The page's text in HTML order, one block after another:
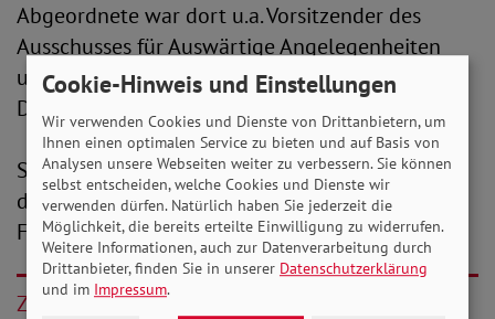
Abgeordnete war dort u.a. Vorsitzender des
Ausschusses für Auswärtige Angelegenheiten
und ist Vizepräsident der Christlich
Demokratischen Internationale.
SoVD.TV sehen Sie über denYoutube-Kanalbzw.
die Homepage des SoVD oder im
Fernsehprogramm von Alex Berlin.
Zurück
Cookie-Hinweis und Einstellungen
Wir verwenden Cookies und Dienste von Drittanbietern, um
Ihnen einen optimalen Service zu bieten und auf Basis von
Analysen unsere Webseiten weiter zu verbessern. Sie können
selbst entscheiden, welche Cookies und Dienste wir
verwenden dürfen. Natürlich haben Sie jederzeit die
Möglichkeit, die bereits erteilte Einwilligung zu widerrufen.
Weitere Informationen, auch zur Datenverarbeitung durch
Drittanbieter, finden Sie in unserer Datenschutzerklärung
und im Impressum.